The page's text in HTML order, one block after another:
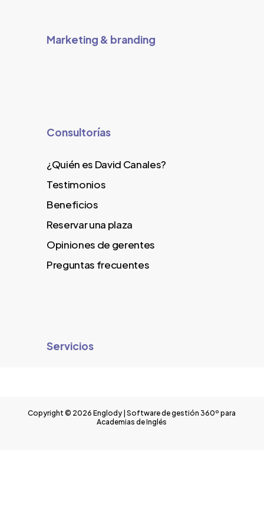
Marketing & branding
Consultorías
¿Quién es David Canales?
Testimonios
Beneficios
Reservar una plaza
Opiniones de gerentes
Preguntas frecuentes
Servicios
Copyright © 2026 Englody | Software de gestión 360º para
Academias de Inglés